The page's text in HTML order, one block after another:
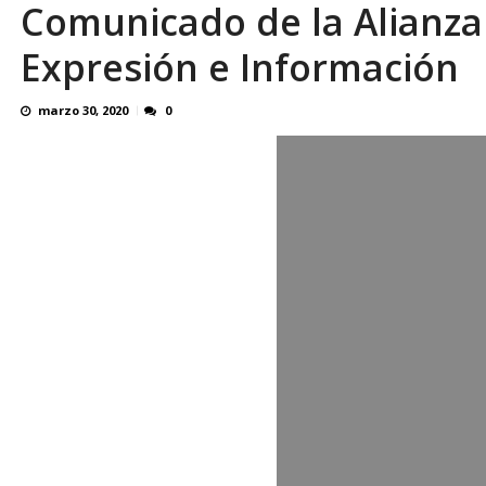
Familiares realizaron nueva vigilia en El
Comunicado de la
Expresión e Información
marzo 30, 2020 0